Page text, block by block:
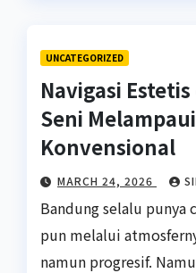
UNCATEGORIZED
Navigasi
Seni
Konvensional
MARCH 24, 2026
Bandung selalu punya
pun melalui
namun progresif.